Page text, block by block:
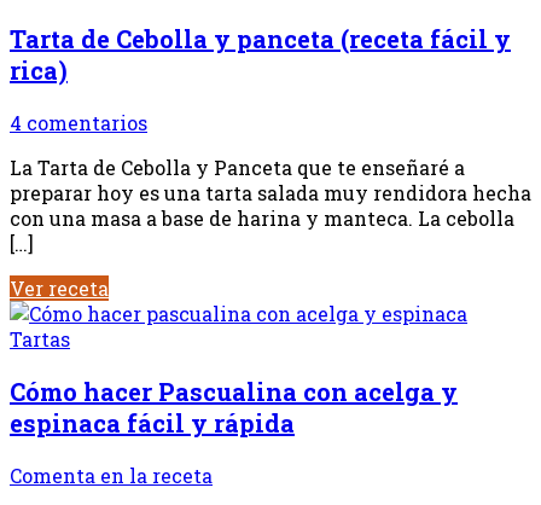
Tarta de Cebolla y panceta (receta fácil y
rica)
4 comentarios
La Tarta de Cebolla y Panceta que te enseñaré a
preparar hoy es una tarta salada muy rendidora hecha
con una masa a base de harina y manteca. La cebolla
[…]
Ver receta
Tartas
Cómo hacer Pascualina con acelga y
espinaca fácil y rápida
Comenta en la receta